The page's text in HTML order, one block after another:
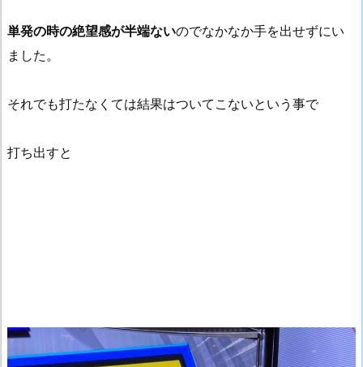
単発の時の絶望感が半端ないのでなかなか手を出せずにい
ました。
それでも打たなくては結果はついてこないという事で
打ち出すと